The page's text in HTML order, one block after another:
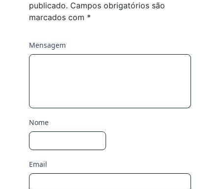
publicado. Campos obrigatórios são
marcados com *
Mensagem
Nome
Email